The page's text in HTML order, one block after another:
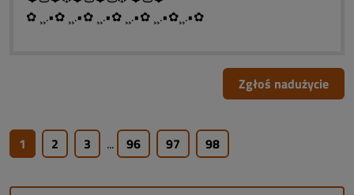
✿ ¸¸.•✿ ¸¸.•✿ ¸¸.•✿ ¸¸.•✿ ¸¸.•✿¸¸.•✿
Zgłoś nadużycie
1 2 3 ... 96 97 98